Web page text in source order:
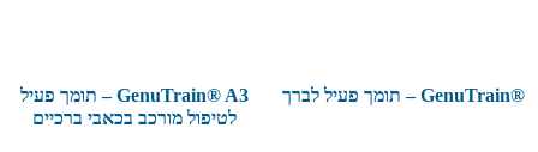
®GenuTrain – תומך פעיל לברך
GenuTrain® A3 – תומך פעיל
לטיפול מורכב בכאבי ברכיים